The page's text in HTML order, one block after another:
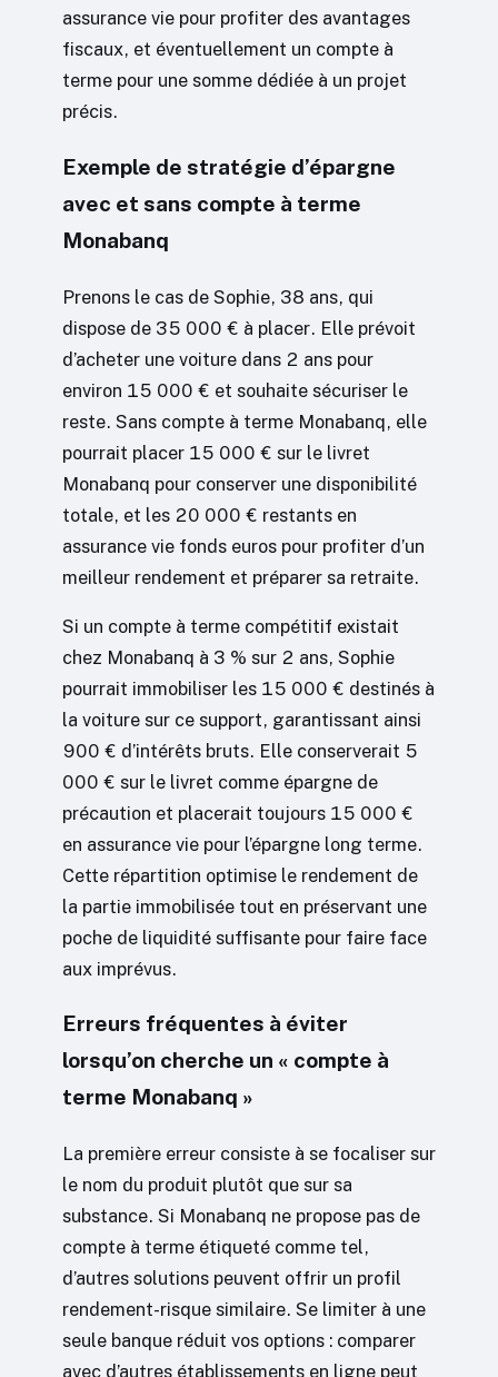
assurance vie pour profiter des avantages
fiscaux, et éventuellement un compte à
terme pour une somme dédiée à un projet
précis.
Exemple de stratégie d’épargne
avec et sans compte à terme
Monabanq
Prenons le cas de Sophie, 38 ans, qui
dispose de 35 000 € à placer. Elle prévoit
d’acheter une voiture dans 2 ans pour
environ 15 000 € et souhaite sécuriser le
reste. Sans compte à terme Monabanq, elle
pourrait placer 15 000 € sur le livret
Monabanq pour conserver une disponibilité
totale, et les 20 000 € restants en
assurance vie fonds euros pour profiter d’un
meilleur rendement et préparer sa retraite.
Si un compte à terme compétitif existait
chez Monabanq à 3 % sur 2 ans, Sophie
pourrait immobiliser les 15 000 € destinés à
la voiture sur ce support, garantissant ainsi
900 € d’intérêts bruts. Elle conserverait 5
000 € sur le livret comme épargne de
précaution et placerait toujours 15 000 €
en assurance vie pour l’épargne long terme.
Cette répartition optimise le rendement de
la partie immobilisée tout en préservant une
poche de liquidité suffisante pour faire face
aux imprévus.
Erreurs fréquentes à éviter
lorsqu’on cherche un « compte à
terme Monabanq »
La première erreur consiste à se focaliser sur
le nom du produit plutôt que sur sa
substance. Si Monabanq ne propose pas de
compte à terme étiqueté comme tel,
d’autres solutions peuvent offrir un profil
rendement-risque similaire. Se limiter à une
seule banque réduit vos options : comparer
avec d’autres établissements en ligne peut